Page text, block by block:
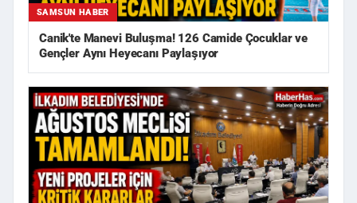
SAMSUN HABER
Canik'te Manevi Buluşma! 126 Camide Çocuklar ve
Gençler Aynı Heyecanı Paylaşıyor